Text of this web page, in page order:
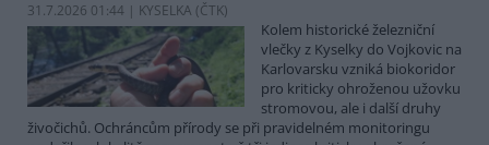
31.7.2026 01:44 | KYSELKA (ČTK)
Kolem historické železniční
vlečky z Kyselky do Vojkovic na
Karlovarsku vzniká biokoridor
pro kriticky ohroženou užovku
stromovou, ale i další druhy
živočichů. Ochráncům přírody se při pravidelném monitoringu